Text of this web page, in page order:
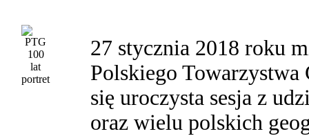
27 stycznia 2018 roku
Polskiego Towarzystwa
się uroczysta sesja z
oraz wielu polskich